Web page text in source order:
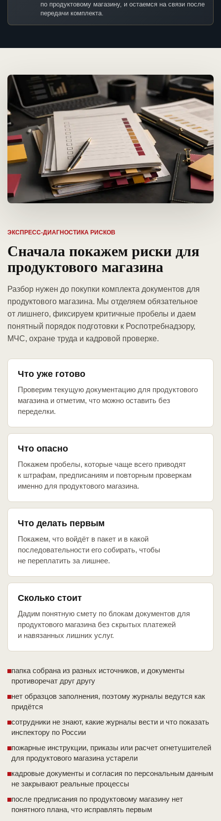
по продуктовому магазину, и остаемся на связи после
передачи комплекта.
ЭКСПРЕСС-ДИАГНОСТИКА РИСКОВ
Сначала покажем риски для
продуктового магазина
Разбор нужен до покупки комплекта документов для
продуктового магазина. Мы отделяем обязательное
от лишнего, фиксируем критичные пробелы и даем
понятный порядок подготовки к Роспотребнадзору,
МЧС, охране труда и кадровой проверке.
Что уже готово
Проверим текущую документацию для продуктового
магазина и отметим, что можно оставить без
переделки.
Что опасно
Покажем пробелы, которые чаще всего приводят
к штрафам, предписаниям и повторным проверкам
именно для продуктового магазина.
Что делать первым
Покажем, что войдёт в пакет и в какой
последовательности его собирать, чтобы
не переплатить за лишнее.
Сколько стоит
Дадим понятную смету по блокам документов для
продуктового магазина без скрытых платежей
и навязанных лишних услуг.
папка собрана из разных источников, и документы
противоречат друг другу
нет образцов заполнения, поэтому журналы ведутся как
придётся
сотрудники не знают, какие журналы вести и что показать
инспектору по России
пожарные инструкции, приказы или расчет огнетушителей
для продуктового магазина устарели
кадровые документы и согласия по персональным данным
не закрывают реальные процессы
после предписания по продуктовому магазину нет
понятного плана, что исправлять первым